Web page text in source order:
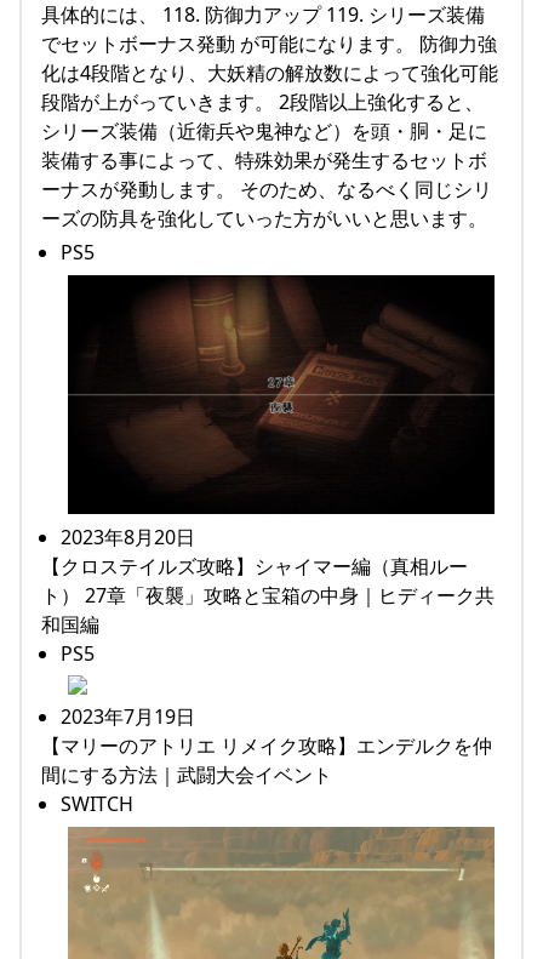
具体的には、 118. 防御力アップ 119. シリーズ装備
でセットボーナス発動 が可能になります。 防御力強
化は4段階となり、大妖精の解放数によって強化可能
段階が上がっていきます。 2段階以上強化すると、
シリーズ装備（近衛兵や鬼神など）を頭・胴・足に
装備する事によって、特殊効果が発生するセットボ
ーナスが発動します。 そのため、なるべく同じシリ
ーズの防具を強化していった方がいいと思います。
PS5
2023年8月20日
【クロステイルズ攻略】シャイマー編（真相ルー
ト） 27章「夜襲」攻略と宝箱の中身｜ヒディーク共
和国編
PS5
2023年7月19日
【マリーのアトリエ リメイク攻略】エンデルクを仲
間にする方法｜武闘大会イベント
SWITCH